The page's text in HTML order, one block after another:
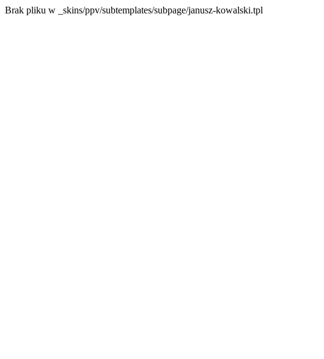
Brak pliku w _skins/ppv/subtemplates/subpage/janusz-kowalski.tpl